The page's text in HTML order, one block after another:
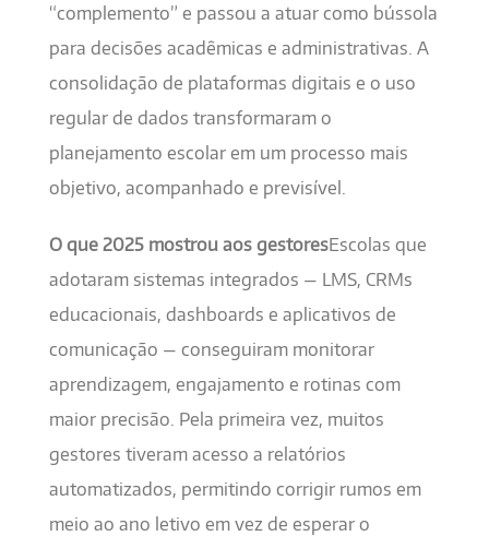
“complemento” e passou a atuar como bússola
para decisões acadêmicas e administrativas. A
consolidação de plataformas digitais e o uso
regular de dados transformaram o
planejamento escolar em um processo mais
objetivo, acompanhado e previsível.
O que 2025 mostrou aos gestoresEscolas que
adotaram sistemas integrados — LMS, CRMs
educacionais, dashboards e aplicativos de
comunicação — conseguiram monitorar
aprendizagem, engajamento e rotinas com
maior precisão. Pela primeira vez, muitos
gestores tiveram acesso a relatórios
automatizados, permitindo corrigir rumos em
meio ao ano letivo em vez de esperar o